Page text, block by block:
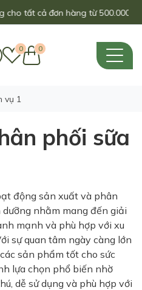
cho tất cả đơn hàng từ 500.000đ -
0 0
vụ 1
phối sữa
động sản xuất và phân
nhằm mang đến giải
mạnh và phù hợp với xu
sự quan tâm ngày càng lớn
sản phẩm tốt cho sức
lựa chọn phổ biến nhờ
dễ sử dụng và phù hợp với